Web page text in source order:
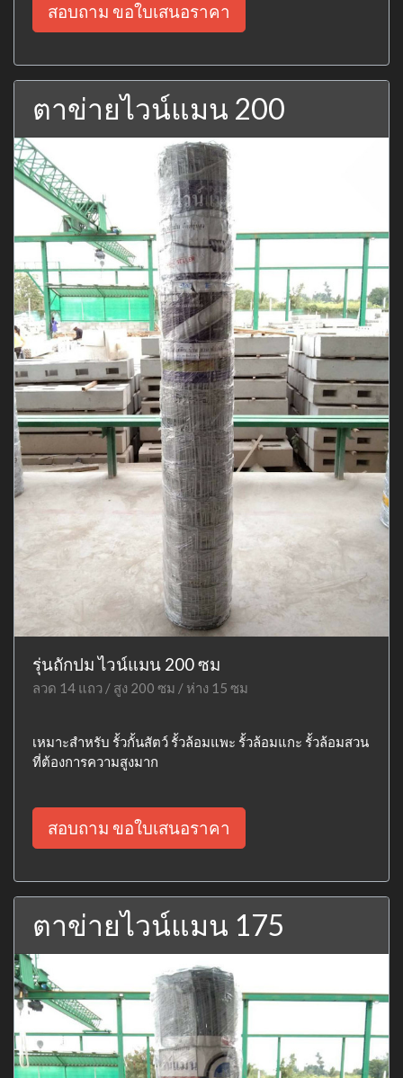
สอบถาม ขอใบเสนอราคา
ตาข่ายไวน์แมน 200
รุ่นถักปม ไวน์แมน 200 ซม
ลวด 14 แถว / สูง 200 ซม / ห่าง 15 ซม
เหมาะสำหรับ รั้วกั้นสัตว์ รั้วล้อมแพะ รั้วล้อมแกะ รั้วล้อมสวน
ที่ต้องการความสูงมาก
สอบถาม ขอใบเสนอราคา
ตาข่ายไวน์แมน 175